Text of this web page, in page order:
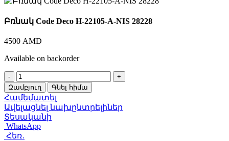
Բռնակ Code Deco H-22105-A-NIS 28228
4500 AMD
Available on backorder
Բռնակ
Code
Deco
H-
22105-
A-
NIS
Զամբյուղ Գնել հիմա
Համեմատել
Ավելացնել նախընտրելիներ
Տեսականի
WhatsApp
Հեռ․